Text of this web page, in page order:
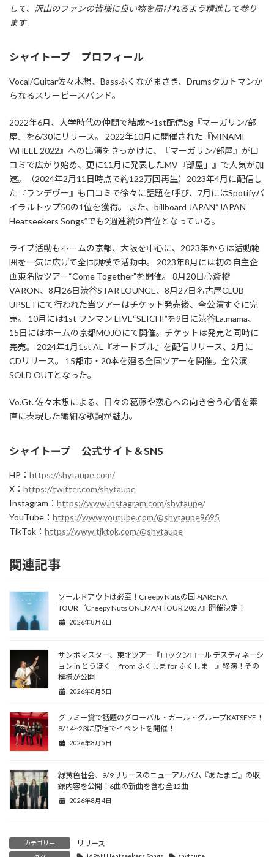
して、沢山のファンの皆様に良い物を届けれるよう精進して参り
ます」
シャイトープ プロフィール
Vocal/Guitar佐々木想、Bassふくながまさき、Drumsタカトマンか
らなるスリーピースバンド。
2022年6月、大学時代の仲間で結成〜1st配信Sg『マーガリン/部
屋』を6/30にリリース。 2022年10月に開催された『MINAMI
WHEEL 2022』への出演をきっかけに、『マーガリン/部屋』が口
コミで広がり始め、更に11月に発表したMV『部屋」』で人気が加
速。（2024年2月11日時点で約122万回再生）2023年4月に配信し
た『ランデヴー』も口コミで徐々に話題を呼び、7月にはSpotifyバ
イラルトップ50の1位を獲得。 また、billboard JAPAN“JAPAN
Heatseekers Songs”でも2週連続の首位となっている。
ライブ活動もホームの京都、大阪を中心に、2023年からは活動範
囲を一気に広げて全国規模で活動中。 2023年8月には初の自主企
画東名阪ツアー“Come Together”を開催。 8月20日心斎橋
VARON、8月26日渋谷STAR LOUNGE、8月27日名古屋CLUB
UPSETにて行われた当ツアーはチケット発売後、全公演すぐに完
売。 10月には1st ワンマン LIVE“SEICHI”を9日に渋谷La.mama、
15日にはホームの京都MOJOにて開催。チケットは発売と同時に
完売。 2024年1月1st AL『オードブル』を配信リリース、2月に
CDリリース。 15都市・20本を廻る全国ツアーを開催。全公演
SOLD OUTとなった。
Vo.Gt. 佐々木想による、日々の葛藤や恋心への向き合う心情を素
直に表現した繊細な歌詞が魅力。
シャイトープ 公式サイト＆SNS
HP： https://shytaupe.com/
X： https://twitter.com/shytaupe
Instagram： https://www.instagram.com/shytaupe/
YouTube： https://www.youtube.com/@shytaupe9695
TikTok： https://www.tiktok.com/@shytaupe
関連記事
ソールドアウトは必至！Creepy Nutsの国内ARENA
TOUR『Creepy Nuts ONEMAN TOUR 2027』開催決定！
2026年8月6日
サンボマスター、東北ツアー『ロックンロール デスティネーシ
ョン in とうほく 「from ふくしま for ふくしま」』終演！その
模様が公開
2026年8月5日
グラミー賞で話題のグローバル・ガール・グループKATSEYE！
8/14~23に原宿でイベントを開催！
2026年8月5日
緑黄色社会、9/9リリースのニューアルバム『あたまご』の収
録内容を公開！6曲の新曲を含む全12曲
2026年8月4日
カテゴリー リリース